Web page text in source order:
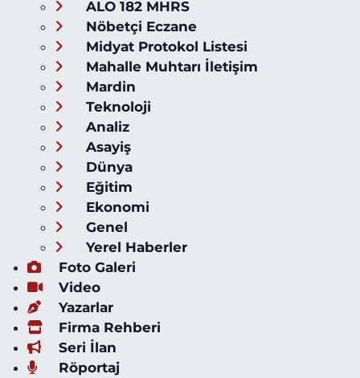
ALO 182 MHRS
Nöbetçi Eczane
Midyat Protokol Listesi
Mahalle Muhtarı İletişim
Mardin
Teknoloji
Analiz
Asayiş
Dünya
Eğitim
Ekonomi
Genel
Yerel Haberler
Foto Galeri
Video
Yazarlar
Firma Rehberi
Seri İlan
Röportaj